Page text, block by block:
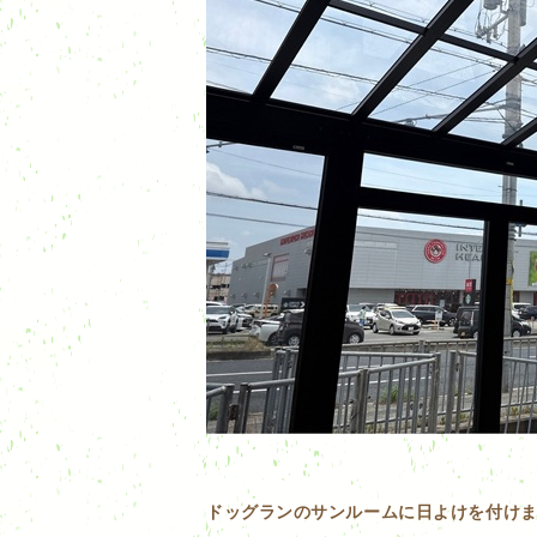
ドッグランのサンルームに日よけを付け